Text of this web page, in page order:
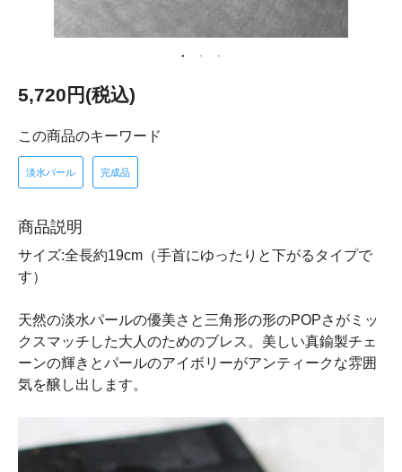
5,720円(税込)
この商品のキーワード
淡水パール 完成品
商品説明
サイズ:全長約19cm（手首にゆったりと下がるタイプで
す）
天然の淡水パールの優美さと三角形の形のPOPさがミッ
クスマッチした大人のためのブレス。美しい真鍮製チェ
ーンの輝きとパールのアイボリーがアンティークな雰囲
気を醸し出します。